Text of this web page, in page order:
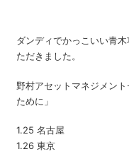
ダンディでかっこいい青
ただきました。
野村アセットマネジメン
ために」
1.25 名古屋
1.26 東京